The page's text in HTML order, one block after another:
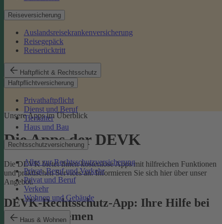
Reiseversicherung
Auslandsreisekrankenversicherung
Reisegepäck
Reiserücktritt
Haftpflicht & Rechtsschutz
Haftpflichtversicherung
Privathaftpflicht
Dienst und Beruf
Tierhalter
Haus und Bau
Rechtsschutzversicherung
Alles zur Rechtsschutzversicherung
Privat, Beruf und Verkehr
Privat und Beruf
Verkehr
Wohnen und Gebäude
Haus & Wohnen
Unsere Apps im Überblick
Die Apps der DEVK
Die DEVK bietet Ihnen kostenlose Apps mit hilfreichen Funktionen
und praktischen Services an. Informieren Sie sich hier über unser
Angebot.
DEVK-Rechtsschutz-App: Ihre Hilfe bei
Rechtsproblemen